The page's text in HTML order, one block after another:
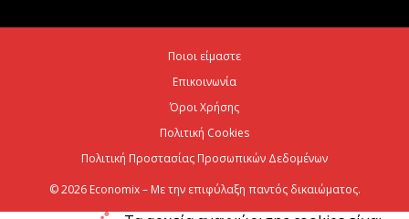
για τη στρατηγική είσοδό του...
Ποιοι είμαστε
Επικοινωνία
Όροι Χρήσης
Πολιτική Cookies
Πολιτική Προστασίας Προσωπικών Δεδομένων
© 2026 Economix – Με την επιφύλαξη παντός δικαιώματος.